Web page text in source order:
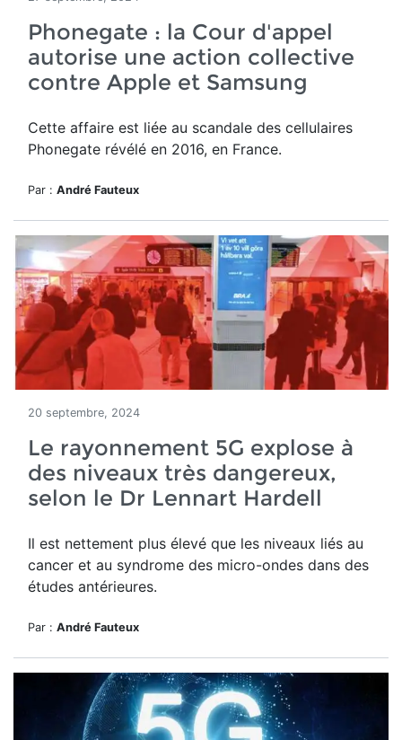
Phonegate : la Cour d'appel
autorise une action collective
contre Apple et Samsung
Cette affaire est liée au scandale des cellulaires
Phonegate révélé en 2016, en France.
Par : André Fauteux
20 septembre, 2024
Le rayonnement 5G explose à
des niveaux très dangereux,
selon le Dr Lennart Hardell
Il est nettement plus élevé que les niveaux liés au
cancer et au syndrome des micro-ondes dans des
études antérieures.
Par : André Fauteux